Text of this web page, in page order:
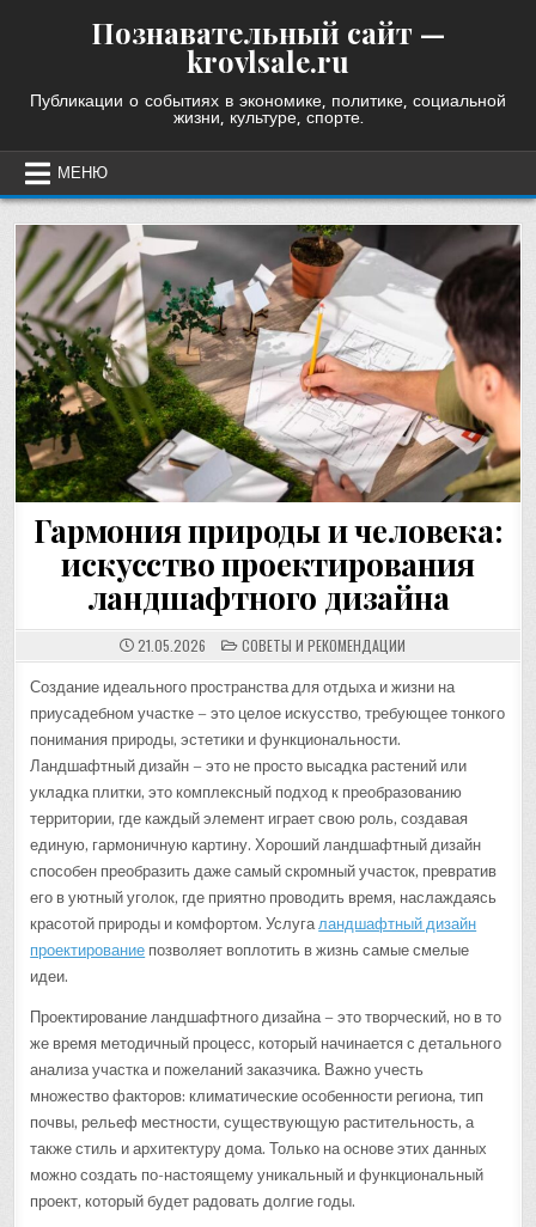
Познавательный сайт —
krovlsale.ru
Публикации о событиях в экономике, политике, социальной
жизни, культуре, спорте.
МЕНЮ
Гармония природы и человека:
искусство проектирования
ландшафтного дизайна
21.05.2026 POSTED
IN
СОВЕТЫ И РЕКОМЕНДАЦИИ
Создание идеального пространства для отдыха и жизни на
приусадебном участке – это целое искусство, требующее тонкого
понимания природы, эстетики и функциональности.
Ландшафтный дизайн – это не просто высадка растений или
укладка плитки, это комплексный подход к преобразованию
территории, где каждый элемент играет свою роль, создавая
единую, гармоничную картину. Хороший ландшафтный дизайн
способен преобразить даже самый скромный участок, превратив
его в уютный уголок, где приятно проводить время, наслаждаясь
красотой природы и комфортом. Услуга ландшафтный дизайн
проектирование позволяет воплотить в жизнь самые смелые
идеи.
Проектирование ландшафтного дизайна – это творческий, но в то
же время методичный процесс, который начинается с детального
анализа участка и пожеланий заказчика. Важно учесть
множество факторов: климатические особенности региона, тип
почвы, рельеф местности, существующую растительность, а
также стиль и архитектуру дома. Только на основе этих данных
можно создать по-настоящему уникальный и функциональный
проект, который будет радовать долгие годы.